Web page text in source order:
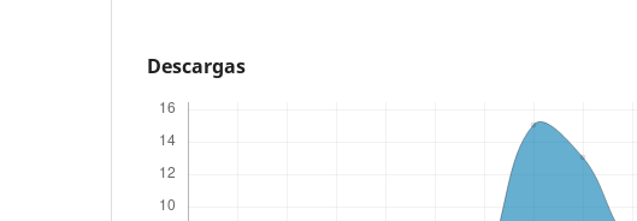
Descargas